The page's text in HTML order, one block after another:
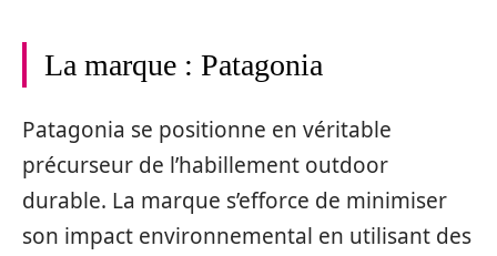
La marque : Patagonia
Patagonia se positionne en véritable
précurseur de l’habillement outdoor
durable. La marque s’efforce de minimiser
son impact environnemental en utilisant des